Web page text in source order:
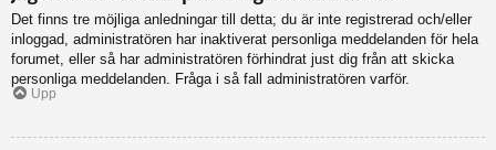
Det finns tre möjliga anledningar till detta; du är inte registrerad och/eller
inloggad, administratören har inaktiverat personliga meddelanden för hela
forumet, eller så har administratören förhindrat just dig från att skicka
personliga meddelanden. Fråga i så fall administratören varför.
Upp